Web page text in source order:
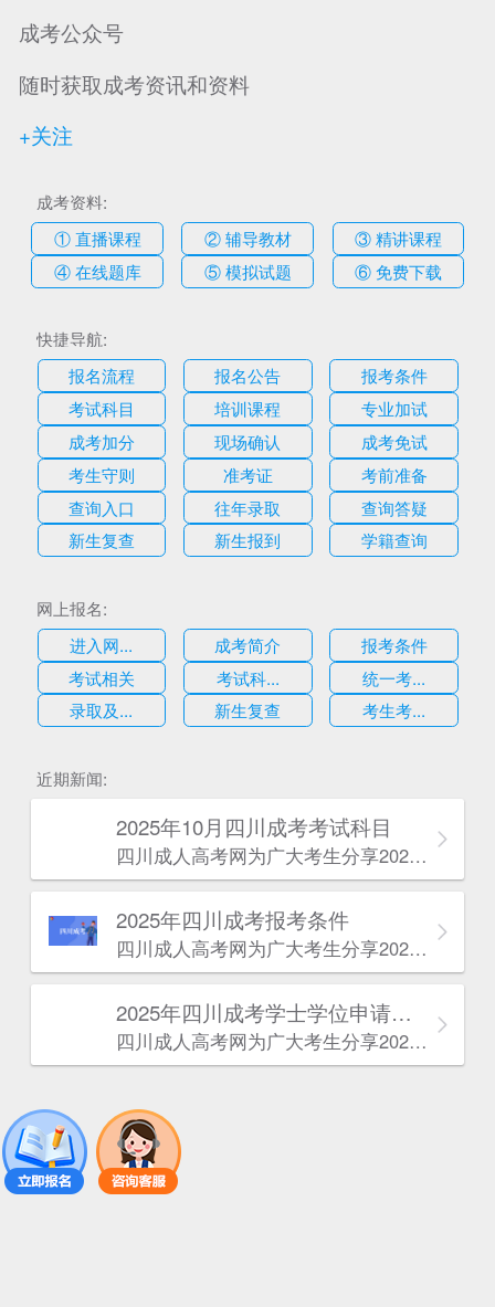
成考公众号
随时获取成考资讯和资料
+关注
成考资料:
① 直播课程
② 辅导教材
③ 精讲课程
④ 在线题库
⑤ 模拟试题 ⑥ 免费下载
快捷导航:
报名流程
报名公告
报考条件
考试科目
培训课程
专业加试
成考加分
现场确认
成考免试
考生守则
准考证
考前准备
查询入口
往年录取
查询答疑
新生复查
新生报到 学籍查询
网上报名:
进入网...
成考简介
报考条件
考试相关
考试科...
统一考...
录取及...
新生复查 考生考...
近期新闻:
2025年10月四川成考考试科目
四川成人高考网​为广大考生分享2025年10月四川成考考试科目。为广大在职人员和社会人士提供学历提升的机会。更多四川成考考试信息，欢迎在线访问四川成人高考网。
2025年‌‌‌‌四川成考报考条件
四川成人高考网​为广大考生分享2025年‌‌‌‌四川成考报考条件。为广大在职人员和社会人士提供学历提升的机会。更多四川成考考试信息，欢迎在线访问四川成人高考网。
2025年‌‌‌‌四川成考学士学位申请条件
四川成人高考网​为广大考生分享2025年‌‌‌‌四川成考学士学位申请条件。为广大在职人员和社会人士提供学历提升的机会。更多四川成考考试信息，欢迎在线访问四川成人高考网。